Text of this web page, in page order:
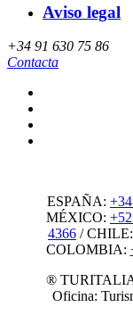
Aviso legal
+34 91 630 75 86
Contacta
ESPAÑA:
MÉXICO:
4366 /CHILE:
COLOMBIA:
® TURITALIA
Oficina: